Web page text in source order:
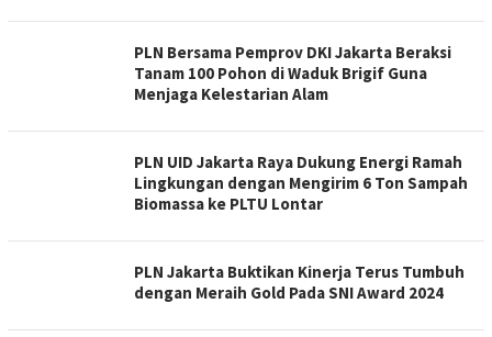
PLN Bersama Pemprov DKI Jakarta Beraksi
Tanam 100 Pohon di Waduk Brigif Guna
Menjaga Kelestarian Alam
PLN UID Jakarta Raya Dukung Energi Ramah
Lingkungan dengan Mengirim 6 Ton Sampah
Biomassa ke PLTU Lontar
PLN Jakarta Buktikan Kinerja Terus Tumbuh
dengan Meraih Gold Pada SNI Award 2024